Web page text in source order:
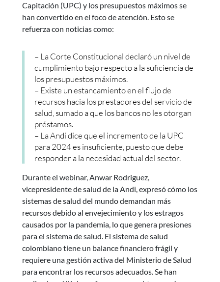
Capitación (UPC) y los presupuestos máximos se
han convertido en el foco de atención. Esto se
refuerza con noticias como:
– La Corte Constitucional declaró un nivel de
cumplimiento bajo respecto a la suficiencia de
los presupuestos máximos.
– Existe un estancamiento en el flujo de
recursos hacia los prestadores del servicio de
salud, sumado a que los bancos no les otorgan
préstamos.
– La Andi dice que el incremento de la UPC
para 2024 es insuficiente, puesto que debe
responder a la necesidad actual del sector.
Durante el webinar, Anwar Rodriguez,
vicepresidente de salud de la Andi, expresó cómo los
sistemas de salud del mundo demandan más
recursos debido al envejecimiento y los estragos
causados por la pandemia, lo que genera presiones
para el sistema de salud. El sistema de salud
colombiano tiene un balance financiero frágil y
requiere una gestión activa del Ministerio de Salud
para encontrar los recursos adecuados. Se han